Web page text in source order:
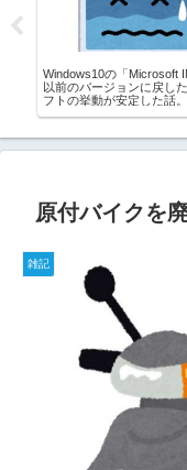
Windows10の「Microsoft
以前のバージョンに戻し
フトの挙動が安定した話。
原付バイクを
雑記